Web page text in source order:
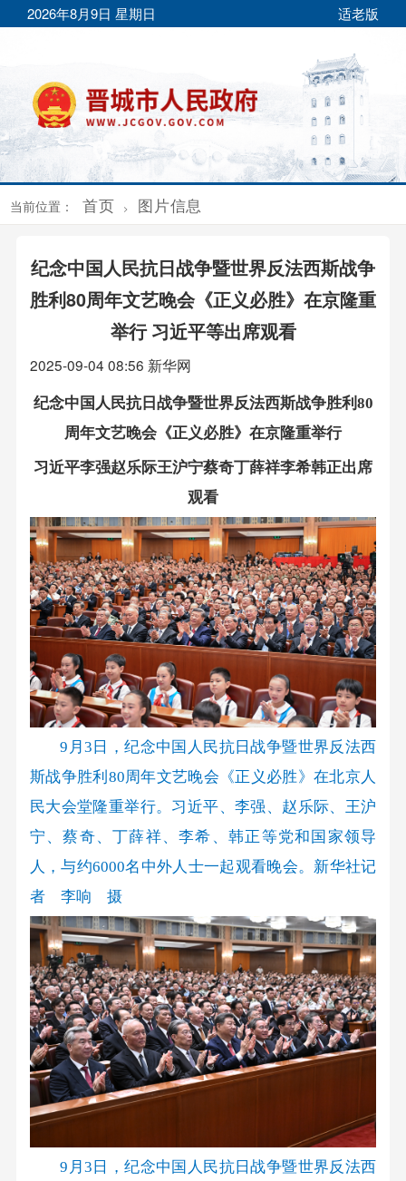
2026年8月9日 星期日 适老版
当前位置： 首页 > 图片信息
纪念中国人民抗日战争暨世界反法西斯战争
胜利80周年文艺晚会《正义必胜》在京隆重
举行 习近平等出席观看
2025-09-04 08:56 新华网
纪念中国人民抗日战争暨世界反法西斯战争胜利80
周年文艺晚会《正义必胜》在京隆重举行
习近平李强赵乐际王沪宁蔡奇丁薛祥李希韩正出席
观看
9月3日，纪念中国人民抗日战争暨世界反法西
斯战争胜利80周年文艺晚会《正义必胜》在北京人
民大会堂隆重举行。习近平、李强、赵乐际、王沪
宁、蔡奇、丁薛祥、李希、韩正等党和国家领导
人，与约6000名中外人士一起观看晚会。新华社记
者 李响 摄
9月3日，纪念中国人民抗日战争暨世界反法西